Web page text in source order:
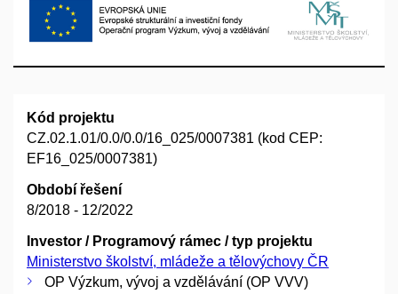
Kód projektu
CZ.02.1.01/0.0/0.0/16_025/0007381 (kod CEP:
EF16_025/0007381)
Období řešení
8/2018 - 12/2022
Investor / Programový rámec / typ projektu
Ministerstvo školství, mládeže a tělovýchovy ČR
OP Výzkum, vývoj a vzdělávání (OP VVV)